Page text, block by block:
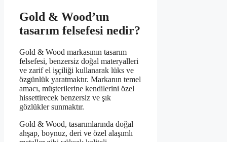
Gold & Wood’un
tasarım felsefesi nedir?
Gold & Wood markasının tasarım
felsefesi, benzersiz doğal materyalleri
ve zarif el işçiliği kullanarak lüks ve
özgünlük yaratmaktır. Markanın temel
amacı, müşterilerine kendilerini özel
hissettirecek benzersiz ve şık
gözlükler sunmaktır.
Gold & Wood, tasarımlarında doğal
ahşap, boynuz, deri ve özel alaşımlı